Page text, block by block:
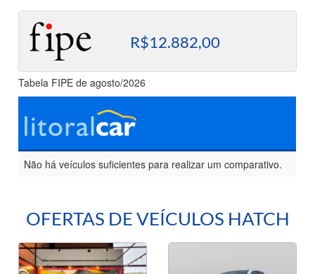
R$12.882,00
Tabela FIPE de agosto/2026
Não há veículos suficientes para realizar um comparativo.
OFERTAS DE VEÍCULOS HATCH